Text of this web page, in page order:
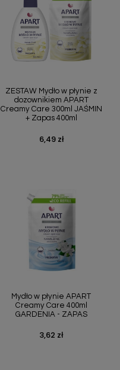
ZESTAW Mydło w płynie z
dozownikiem APART
Creamy Care 300ml JAŚMIN
+ Zapas 400ml
Cena
6,49 zł
Mydło w płynie APART
Creamy Care 400ml
GARDENIA - ZAPAS
Cena
3,62 zł